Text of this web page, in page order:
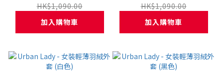
HK$1,090.00
加入購物車
HK$1,090.00
加入購物車